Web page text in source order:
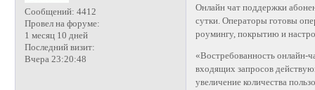
Сообщений: 4412
Провел на форуме:
1 месяц 10 дней
Последний визит:
Вчера 23:20:48
Онлайн чат поддержки
сутки. Операторы готовы
роумингу, покрытию и
«Востребованность онлайн-
входящих запросов
увеличение количества